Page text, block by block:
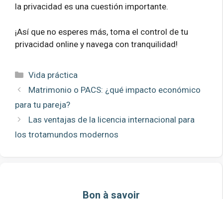
la privacidad es una cuestión importante.
¡Así que no esperes más, toma el control de tu
privacidad online y navega con tranquilidad!
Categorías
Vida práctica
Matrimonio o PACS: ¿qué impacto económico
para tu pareja?
Las ventajas de la licencia internacional para
los trotamundos modernos
Bon à savoir